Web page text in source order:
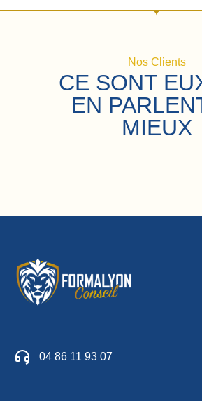
Nos Clients
CE SONT
EN
MIEUX
04 86 11 93 07